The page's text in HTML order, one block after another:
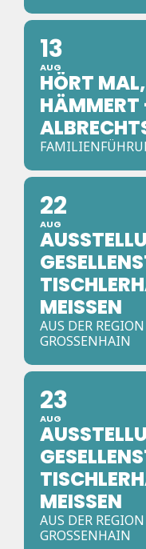
13
AUG
HÖRT
22
AUG
MEISSEN
AUS DER REGION
ROSSENHAIN
23
AUG
MEISSEN
AUS DER REGION
ROSSENHAIN